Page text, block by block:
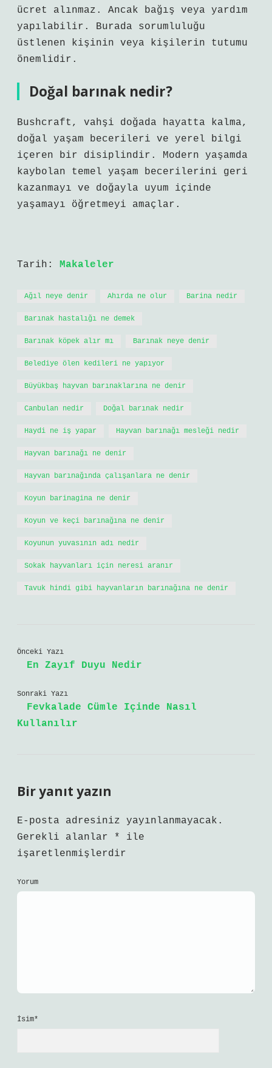
ücret alınmaz. Ancak bağış veya yardım
yapılabilir. Burada sorumluluğu
üstlenen kişinin veya kişilerin tutumu
önemlidir.
Doğal barınak nedir?
Bushcraft, vahşi doğada hayatta kalma,
doğal yaşam becerileri ve yerel bilgi
içeren bir disiplindir. Modern yaşamda
kaybolan temel yaşam becerilerini geri
kazanmayı ve doğayla uyum içinde
yaşamayı öğretmeyi amaçlar.
Tarih: Makaleler
Ağıl neye denir Ahırda ne olur Barina nedir
Barınak hastalığı ne demek
Barınak köpek alır mı Barınak neye denir
Belediye ölen kedileri ne yapıyor
Büyükbaş hayvan barınaklarına ne denir
Canbulan nedir Doğal barınak nedir
Haydi ne iş yapar Hayvan barınağı mesleği nedir
Hayvan barınağı ne denir
Hayvan barınağında çalışanlara ne denir
Koyun barinagina ne denir
Koyun ve keçi barınağına ne denir
Koyunun yuvasının adı nedir
Sokak hayvanları için neresi aranır
Tavuk hindi gibi hayvanların barınağına ne denir
Önceki Yazı
En Zayıf Duyu Nedir
Sonraki Yazı
Fevkalade Cümle Içinde Nasıl
Kullanılır
Bir yanıt yazın
E-posta adresiniz yayınlanmayacak.
Gerekli alanlar
*
ile
işaretlenmişlerdir
Yorum
İsim*